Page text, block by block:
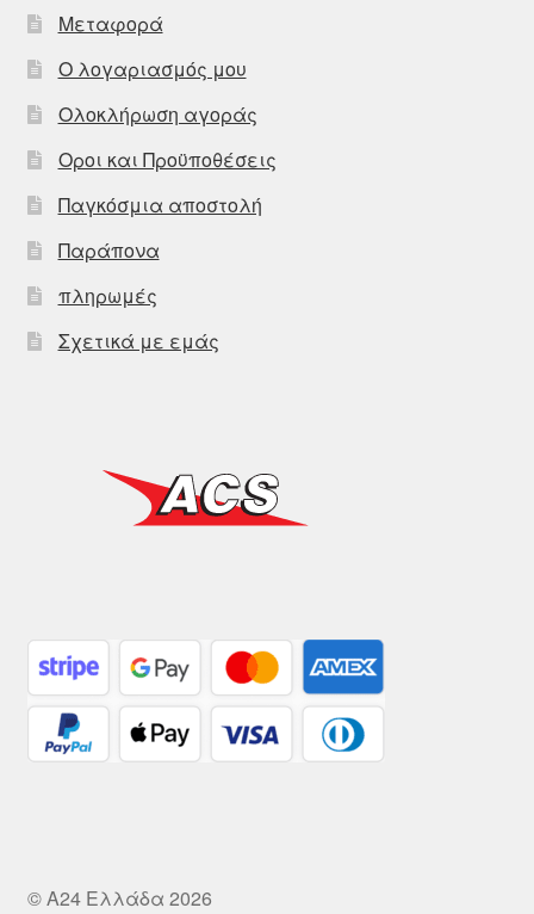
Μεταφορά
Ο λογαριασμός μου
Ολοκλήρωση αγοράς
Οροι και Προϋποθέσεις
Παγκόσμια αποστολή
Παράπονα
πληρωμές
Σχετικά με εμάς
© A24 Ελλάδα 2026